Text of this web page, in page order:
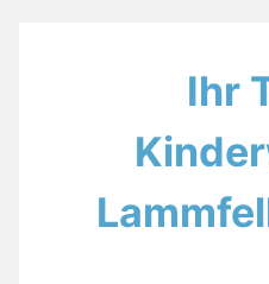
Ihr